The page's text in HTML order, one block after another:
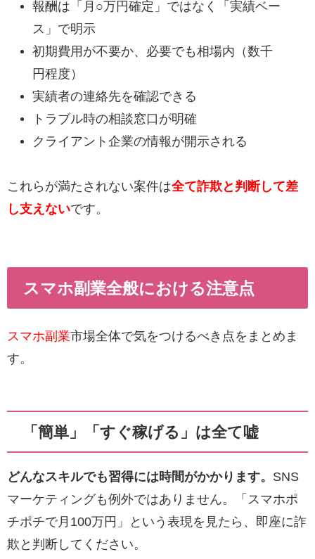
報酬は「月○万円確定」ではなく「実績ベー
ス」で明示
初期費用が不要か、必要でも相場内（数千
円程度）
実績者の連絡先を確認できる
トラブル時の相談窓口が明確
クライアント企業の情報が開示される
これらが満たされない案件は全て詐欺と判断して差
し支えないです。
スマホ副業全般における注意点
スマホ副業市場全体で気をつけるべき点をまとめま
す。
「簡単」「すぐ稼げる」は全て嘘
どんなスキルでも習得には時間がかかります。 SNS
マーケティングも例外ではありません。「スマホポ
チポチで月100万円」という表現を見たら、即座に詐
欺と判断してください。